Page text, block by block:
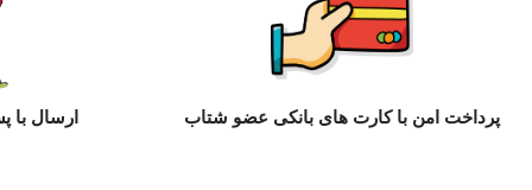
پرداخت امن با کارت های بانکی عضو شتاب